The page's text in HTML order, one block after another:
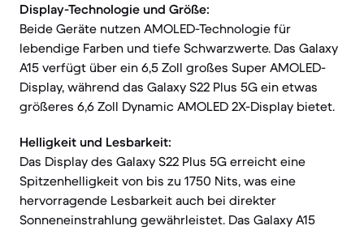
Display-Technologie und Größe:
Beide Geräte nutzen AMOLED-Technologie für
lebendige Farben und tiefe Schwarzwerte. Das Galaxy
A15 verfügt über ein 6,5 Zoll großes Super AMOLED-
Display, während das Galaxy S22 Plus 5G ein etwas
größeres 6,6 Zoll Dynamic AMOLED 2X-Display bietet.
Helligkeit und Lesbarkeit:
Das Display des Galaxy S22 Plus 5G erreicht eine
Spitzenhelligkeit von bis zu 1750 Nits, was eine
hervorragende Lesbarkeit auch bei direkter
Sonneneinstrahlung gewährleistet. Das Galaxy A15